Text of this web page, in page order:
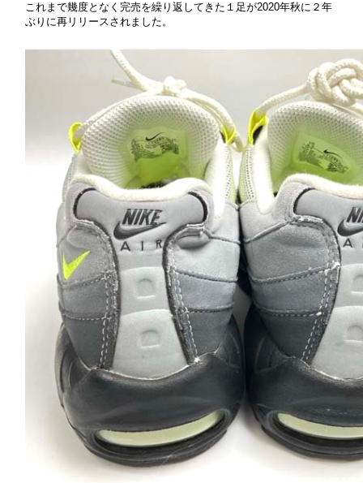
これまで幾度となく完売を繰り返してきた１足が2020年秋に２年
ぶりに再リリースされました。